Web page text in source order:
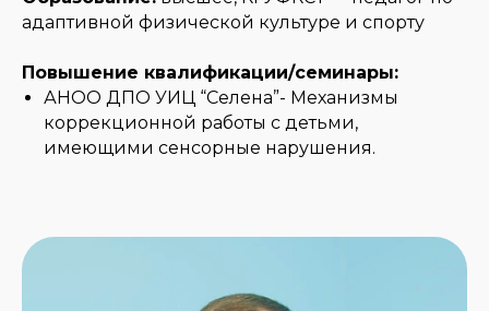
адаптивной физической культуре и спорту
Повышение квалификации/семинары:
АНОО ДПО УИЦ “Селена”- Механизмы
коррекционной работы с детьми,
имеющими сенсорные нарушения.